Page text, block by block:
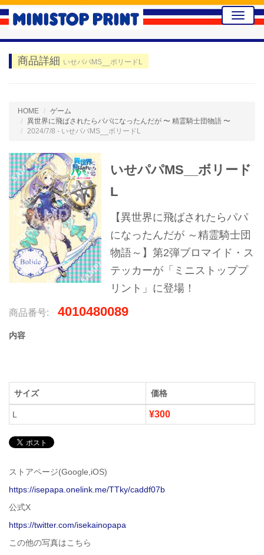
Toggle
商品詳細 いせパパMS__ボリードL
HOME
ゲーム
異世界に飛ばされたらパパになったんだが 〜 精霊騎士団物語 〜
2024/7/8 - いせパパMS__ボリードL
いせパパMS__ボリード
L
【異世界に飛ばされたらパパ
になったんだが ～精霊騎士団
物語～】第2弾ブロマイド・ス
テッカーが「ミニストッププ
リント」に登場！
商品番号: 4010480089
内容
サイズ 価格
L ¥300
ストアページ(Google,iOS)
https://isepapa.onelink.me/TTky/caddf07b
公式X
https://twitter.com/isekainopapa
この他の写真はこちら